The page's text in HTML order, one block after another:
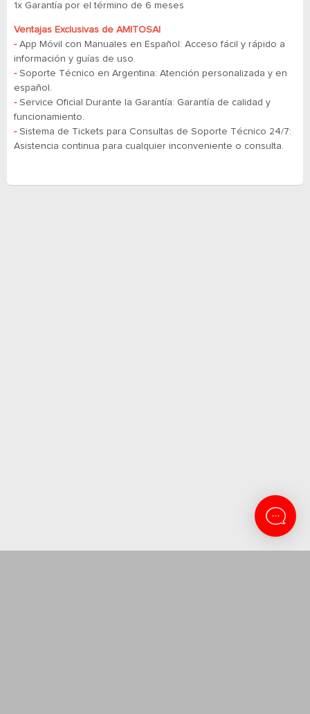
1x Garantía por el término de 6 meses
Ventajas Exclusivas de AMITOSAI
- App Móvil con Manuales en Español: Acceso fácil y rápido a
información y guías de uso.
- Soporte Técnico en Argentina: Atención personalizada y en
español.
- Service Oficial Durante la Garantía: Garantía de calidad y
funcionamiento.
- ​​​​​​​Sistema de Tickets para Consultas de Soporte Técnico 24/7:
Asistencia continua para cualquier inconveniente o consulta.